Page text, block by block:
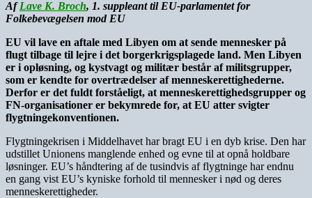
AfLave K. Broch, 1. suppleant til EU-parlamentet for
Folkebevægelsen mod EU
EU vil lave en aftale med Libyen om at sende mennesker på
flugt tilbage til lejre i det borgerkrigsplagede land. Men Libyen
er i opløsning, og kystvagt og militær består af militsgrupper,
som er kendte for overtrædelser af menneskerettighederne.
Derfor er det fuldt forståeligt, at menneskerettighedsgrupper og
FN-organisationer er bekymrede for, at EU atter svigter
flygtningekonventionen.
Flygtningekrisen i Middelhavet har bragt EU i en dyb krise. Den har
udstillet Unionens manglende enhed og evne til at opnå holdbare
løsninger. EU’s håndtering af de tusindvis af flygtninge har endnu
en gang vist EU’s kyniske forhold til mennesker i nød og deres
menneskerettigheder.